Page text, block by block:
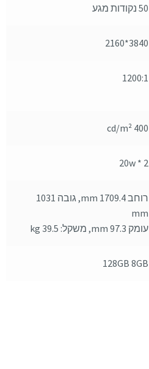
50 נקודות מגע
3840*2160
1200:1
400 cd/m²
2 * 20w
רוחב 1709.4 mm, גובה 1031
mm
עומק 97.3 mm, משקל: 39.5 kg
128GB 8GB